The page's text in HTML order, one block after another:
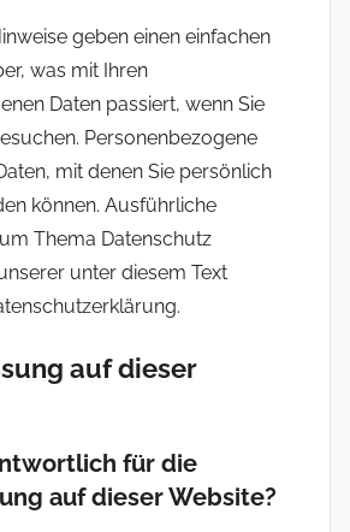
geben einen einfachen
was mit Ihren
Daten passiert, wenn Sie
Personenbezogene
mit denen Sie persönlich
können. Ausführliche
Thema Datenschutz
unter diesem Text
auf dieser
für die
auf dieser Website?